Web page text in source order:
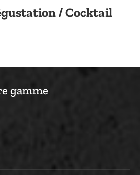
/ Cocktail
gamme